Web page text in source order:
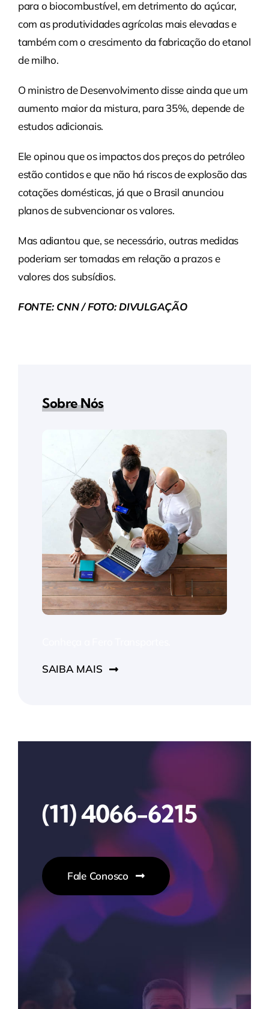
para o biocombustível, em detrimento do açúcar,
com as produtividades agrícolas mais elevadas e
também com o crescimento da fabricação do etanol
de milho.
O ministro de Desenvolvimento disse ainda que um
aumento maior da mistura, para 35%, depende de
estudos adicionais.
Ele opinou que os impactos dos preços do petróleo
estão contidos e que não há riscos de explosão das
cotações domésticas, já que o Brasil anunciou
planos de subvencionar os valores.
Mas adiantou que, se necessário, outras medidas
poderiam ser tomadas em relação a prazos e
valores dos subsídios.
FONTE: CNN / FOTO: DIVULGAÇÃO
Sobre Nós
SAIBA MAIS
(11) 4066-6215
Fale Conosco